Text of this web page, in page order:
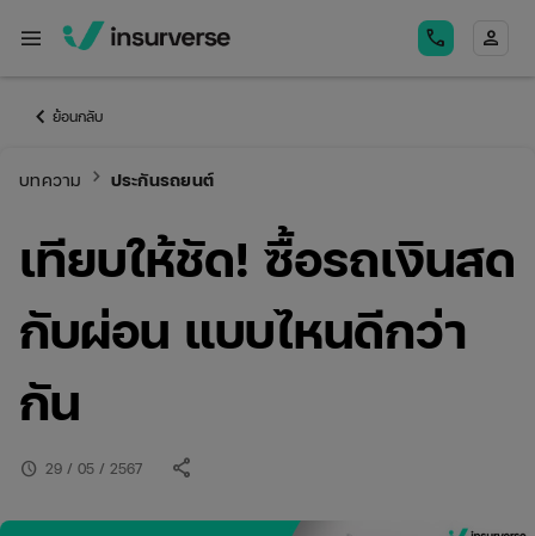
menu call person
keyboard_arrow_left ย้อนกลับ
บทความ keyboard_arrow_right ประกันรถยนต์
เทียบให้ชัด! ซื้อรถเงินสด
กับผ่อน แบบไหนดีกว่า
กัน
schedule 29 / 05 / 2567 share